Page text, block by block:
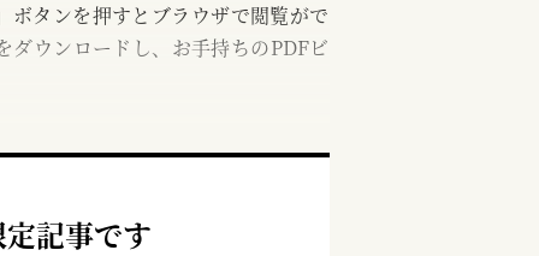
タンを押すとブラウザで閲覧がで
ダウンロードし、お手持ちのPDFビ
記事です